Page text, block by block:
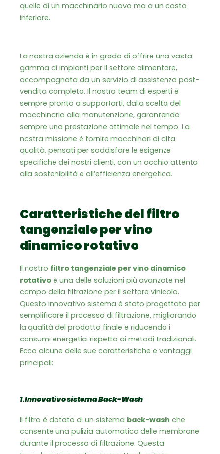
quelle di un macchinario nuovo ma a un costo
inferiore.
La nostra azienda è in grado di offrire una vasta
gamma di impianti per il settore alimentare,
accompagnata da un servizio di assistenza post-
vendita completo. Il nostro team di esperti è
sempre pronto a supportarti, dalla scelta del
macchinario alla manutenzione, garantendo
sempre una prestazione ottimale nel tempo. La
nostra missione è fornire macchinari di alta
qualità, pensati per soddisfare le esigenze
specifiche dei nostri clienti, con un occhio attento
alla sostenibilità e all’efficienza energetica.
Caratteristiche del filtro
tangenziale per vino
dinamico rotativo
Il nostro filtro tangenziale per vino dinamico
rotativo è una delle soluzioni più avanzate nel
campo della filtrazione per il settore vinicolo.
Questo innovativo sistema è stato progettato per
semplificare il processo di filtrazione, migliorando
la qualità del prodotto finale e riducendo i
consumi energetici rispetto ai metodi tradizionali.
Ecco alcune delle sue caratteristiche e vantaggi
principali:
1.Innovativo sistema Back-Wash
Il filtro è dotato di un sistema back-wash che
consente una pulizia automatica delle membrane
durante il processo di filtrazione. Questa